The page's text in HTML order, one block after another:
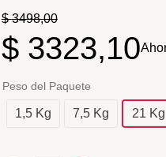
$ 3498,00
$ 3323,10
Peso del Paquete
1,5 Kg 7,5 Kg 21 Kg